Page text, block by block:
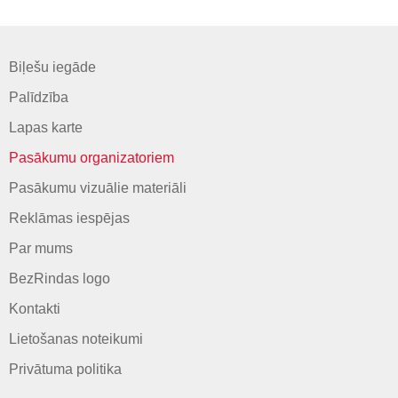
Biļešu iegāde
Palīdzība
Lapas karte
Pasākumu organizatoriem
Pasākumu vizuālie materiāli
Reklāmas iespējas
Par mums
BezRindas logo
Kontakti
Lietošanas noteikumi
Privātuma politika